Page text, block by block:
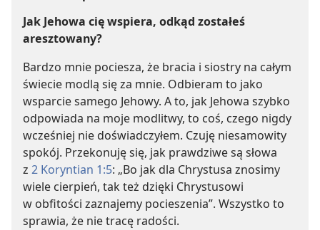
Jak Jehowa cię wspiera, odkąd zostałeś
aresztowany?
Bardzo mnie pociesza, że bracia i siostry na całym
świecie modlą się za mnie. Odbieram to jako
wsparcie samego Jehowy. A to, jak Jehowa szybko
odpowiada na moje modlitwy, to coś, czego nigdy
wcześniej nie doświadczyłem. Czuję niesamowity
spokój. Przekonuję się, jak prawdziwe są słowa
z 2 Koryntian 1:5: „Bo jak dla Chrystusa znosimy
wiele cierpień, tak też dzięki Chrystusowi
w obfitości zaznajemy pocieszenia”. Wszystko to
sprawia, że nie tracę radości.